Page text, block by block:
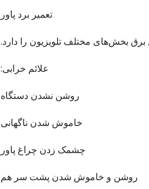
تعمیر برد پاور
برق بخش‌های مختلف تلویزیون را دارد.
علائم خرابی:
روشن نشدن دستگاه
خاموش شدن ناگهانی
چشمک زدن چراغ پاور
روشن و خاموش شدن پشت سر هم